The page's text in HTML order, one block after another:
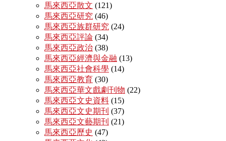
馬來西亞散文 (121)
馬來西亞研究 (46)
馬來西亞族群研究 (24)
馬來西亞評論 (34)
馬來西亞政治 (38)
馬來西亞經濟與金融 (13)
馬來西亞社會科學 (14)
馬來西亞教育 (30)
馬來西亞華文戲劇刊物 (22)
馬來西亞文史資料 (15)
馬來西亞文史期刊 (37)
馬來西亞文藝期刊 (21)
馬來西亞歷史 (47)